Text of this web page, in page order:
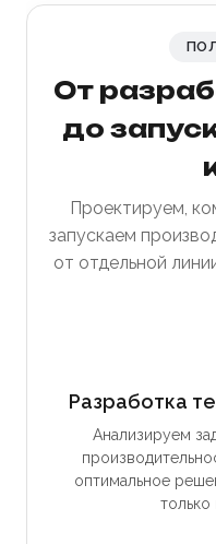
От
до
Проектируем,
запускаем
от отдельной
Разработка
Анализируем
оптимальное
только